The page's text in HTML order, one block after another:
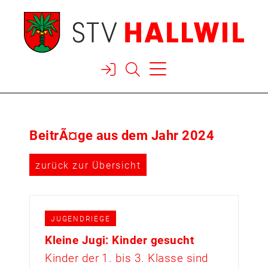
  
BeitrÃ¤ge aus dem Jahr 2024
zurück zur Übersicht
JUGENDRIEGE
Kleine Jugi: Kinder gesucht
Kinder der 1. bis 3. Klasse sind